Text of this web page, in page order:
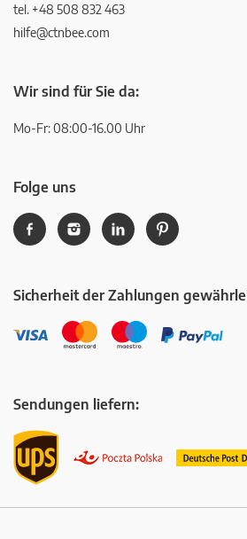
tel. +48 508 832 463
hilfe@ctnbee.com
Wir sind für Sie da:
Mo-Fr: 08:00-16.00 Uhr
Folge uns
Sicherheit der Zahlungen
Sendungen liefern: